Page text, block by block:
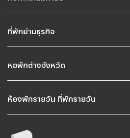
ที่พักย่านธุรกิจ
หอพักต่างจังหวัด
ห้องพักรายวัน ที่พักรายวัน